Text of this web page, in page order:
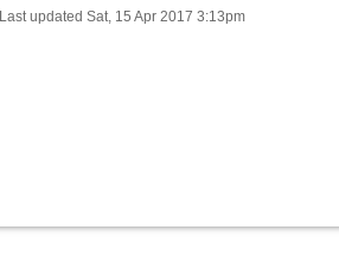
Last updated Sat, 15 Apr 2017 3:13pm